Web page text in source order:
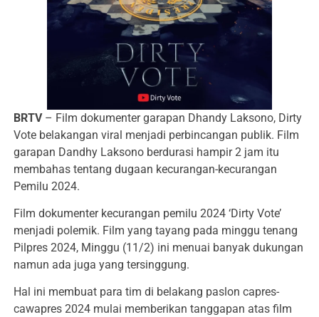
BRTV – Film dokumenter garapan Dhandy Laksono, Dirty
Vote belakangan viral menjadi perbincangan publik. Film
garapan Dandhy Laksono berdurasi hampir 2 jam itu
membahas tentang dugaan kecurangan-kecurangan
Pemilu 2024.
Film dokumenter kecurangan pemilu 2024 ‘Dirty Vote’
menjadi polemik. Film yang tayang pada minggu tenang
Pilpres 2024, Minggu (11/2) ini menuai banyak dukungan
namun ada juga yang tersinggung.
Hal ini membuat para tim di belakang paslon capres-
cawapres 2024 mulai memberikan tanggapan atas film